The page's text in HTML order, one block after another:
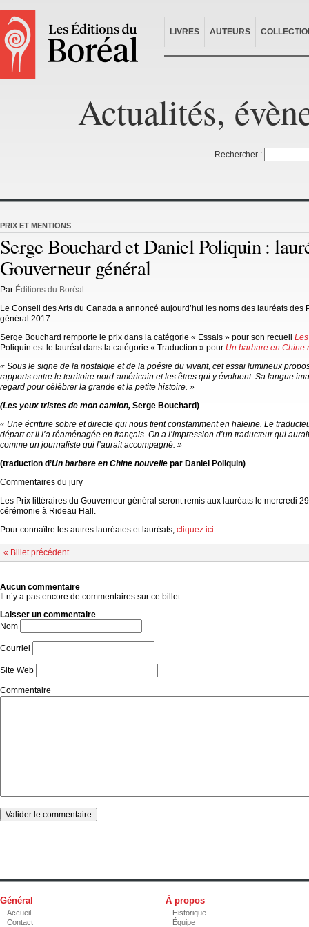
LIVRES AUTEURS
Actualités,
Rechercher :
PRIX ET MENTIONS
Serge Bouchard et Daniel Poliquin :
Gouverneur général
Par Éditions du Boréal
Le Conseil des Arts du Canada a annoncé aujourd’hui les noms des lauréats des
général 2017.
Serge Bouchard remporte le prix dans la catégorie « Essais » pour son recueil
Poliquin est le lauréat dans la catégorie « Traduction » pour Un barbare en Chine
« Sous le signe de la nostalgie et de la poésie du vivant, cet essai lumineux
rapports entre le territoire nord-américain et les êtres qui y évoluent. Sa langue
regard pour célébrer la grande et la petite histoire. »
(Les yeux tristes de mon camion, Serge Bouchard)
« Une écriture sobre et directe qui nous tient constamment en haleine. Le
départ et il l’a réaménagée en français. On a l’impression d’un traducteur qui
comme un journaliste qui l’aurait accompagné. »
(traduction d’Un barbare en Chine nouvelle par Daniel Poliquin)
Commentaires du jury
Les Prix littéraires du Gouverneur général seront remis aux lauréats le mercredi
cérémonie à Rideau Hall.
Pour connaître les autres lauréates et lauréats, cliquez ici
« Billet précédent
Aucun commentaire
Il n’y a pas encore de commentaires sur ce billet.
Laisser un commentaire
Nom
Courriel
Site Web
Commentaire
Général
Accueil
Contact
À propos
Historique
Équipe